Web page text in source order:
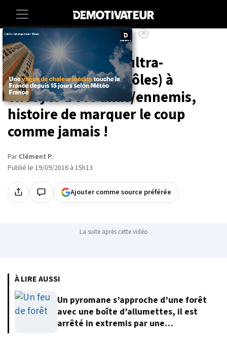
Accueil Insolite Art-photographie
16 cartes de vœux ultra-
agressives (mais drôles) à
envoyer à vos amis/ennemis,
histoire de marquer le coup
comme jamais !
Par Clément P.
Publié le 19/09/2016 à 15h13
Ajouter comme source préférée
La suite après cette vidéo
×
À LIRE AUSSI
Un pyromane s’approche d’une forêt
avec une boîte d’allumettes, il est
arrêté in extremis par une